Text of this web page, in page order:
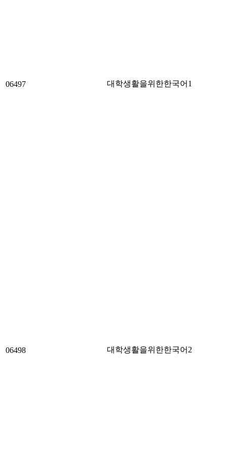
06497 대학생활을위한한국어1
06498 대학생활을위한한국어2